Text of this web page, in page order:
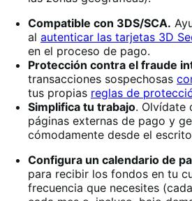
Compatible con 3DS/SCA.
al autenticar las tarjetas 3D
en el proceso de pago.
Protección contra el fraude
transacciones sospechosas
tus propias reglas de
Simplifica tu trabajo. Olvídate
páginas externas de pago y
cómodamente desde el
Configura un calendario de
para recibir los fondos en tu
frecuencia que necesites